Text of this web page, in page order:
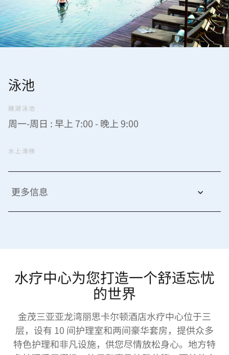
泳池
礁湖泳池
周一-周日 : 早上 7:00 - 晚上 9:00
水上滑梯
更多信息
水疗中心为您打造一个舒适忘忧
的世界
金茂三亚亚龙湾丽思卡尔顿酒店水疗中心位于三
层，设有 10 间护理室和两间豪华套房，提供众多
特色护理和非凡设施，供您尽情放松身心。地方特